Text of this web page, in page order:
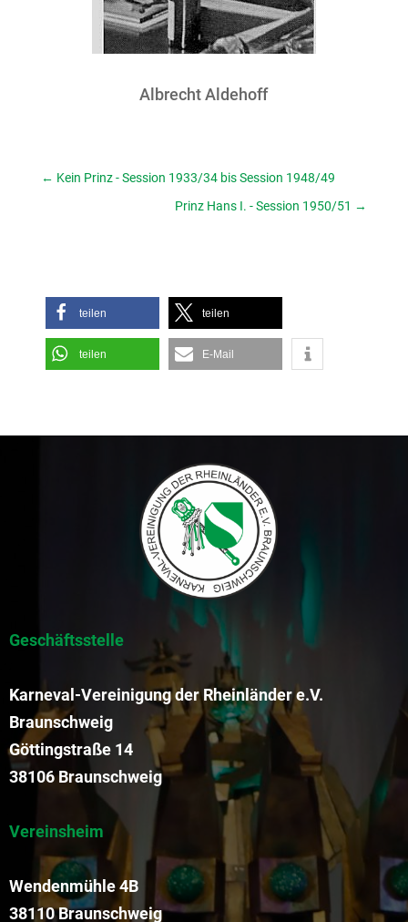
Albrecht Aldehoff
← Kein Prinz - Session 1933/34 bis Session 1948/49
Prinz Hans I. - Session 1950/51 →
teilen teilen
teilen E-Mail
Geschäftsstelle
Karneval-Vereinigung der Rheinländer e.V.
Braunschweig
Göttingstraße 14
38106 Braunschweig
Vereinsheim
Wendenmühle 4B
38110 Braunschweig